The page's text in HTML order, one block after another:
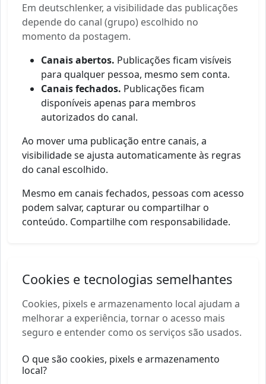
Em deutschlenker, a visibilidade das publicações
depende do canal (grupo) escolhido no
momento da postagem.
Canais abertos. Publicações ficam visíveis
para qualquer pessoa, mesmo sem conta.
Canais fechados. Publicações ficam
disponíveis apenas para membros
autorizados do canal.
Ao mover uma publicação entre canais, a
visibilidade se ajusta automaticamente às regras
do canal escolhido.
Mesmo em canais fechados, pessoas com acesso
podem salvar, capturar ou compartilhar o
conteúdo. Compartilhe com responsabilidade.
Cookies e tecnologias semelhantes
Cookies, pixels e armazenamento local ajudam a
melhorar a experiência, tornar o acesso mais
seguro e entender como os serviços são usados.
O que são cookies, pixels e armazenamento
local?